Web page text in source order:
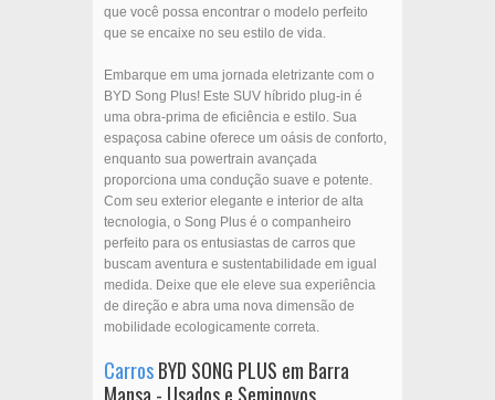
que você possa encontrar o modelo perfeito
que se encaixe no seu estilo de vida.
Embarque em uma jornada eletrizante com o
BYD Song Plus! Este SUV híbrido plug-in é
uma obra-prima de eficiência e estilo. Sua
espaçosa cabine oferece um oásis de conforto,
enquanto sua powertrain avançada
proporciona uma condução suave e potente.
Com seu exterior elegante e interior de alta
tecnologia, o Song Plus é o companheiro
perfeito para os entusiastas de carros que
buscam aventura e sustentabilidade em igual
medida. Deixe que ele eleve sua experiência
de direção e abra uma nova dimensão de
mobilidade ecologicamente correta.
CarrosBYD SONG PLUS em Barra